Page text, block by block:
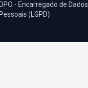
DPO - Encarregado de Dados
Pessoais (LGPD)